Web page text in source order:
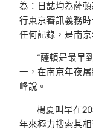
為：日誌均為薩
行東京審訊義務
任何記錄，是南
“薩頓是最早
一，在南京年夜
峰說。
楊夏叫早在
年來極力搜索其